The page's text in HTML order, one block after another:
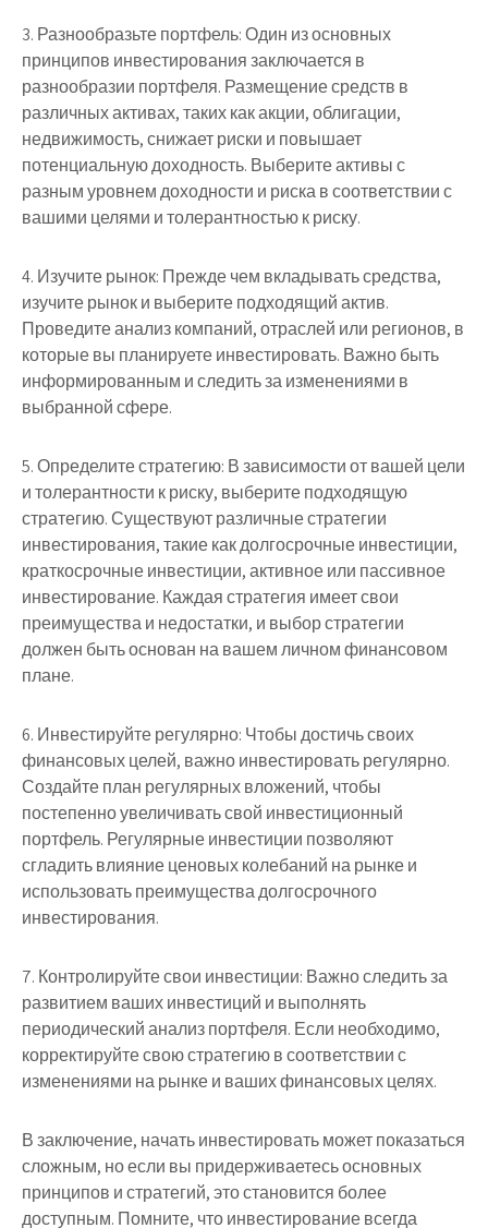
3. Разнообразьте портфель: Один из основных
принципов инвестирования заключается в
разнообразии портфеля. Размещение средств в
различных активах, таких как акции, облигации,
недвижимость, снижает риски и повышает
потенциальную доходность. Выберите активы с
разным уровнем доходности и риска в соответствии с
вашими целями и толерантностью к риску.
4. Изучите рынок: Прежде чем вкладывать средства,
изучите рынок и выберите подходящий актив.
Проведите анализ компаний, отраслей или регионов, в
которые вы планируете инвестировать. Важно быть
информированным и следить за изменениями в
выбранной сфере.
5. Определите стратегию: В зависимости от вашей цели
и толерантности к риску, выберите подходящую
стратегию. Существуют различные стратегии
инвестирования, такие как долгосрочные инвестиции,
краткосрочные инвестиции, активное или пассивное
инвестирование. Каждая стратегия имеет свои
преимущества и недостатки, и выбор стратегии
должен быть основан на вашем личном финансовом
плане.
6. Инвестируйте регулярно: Чтобы достичь своих
финансовых целей, важно инвестировать регулярно.
Создайте план регулярных вложений, чтобы
постепенно увеличивать свой инвестиционный
портфель. Регулярные инвестиции позволяют
сгладить влияние ценовых колебаний на рынке и
использовать преимущества долгосрочного
инвестирования.
7. Контролируйте свои инвестиции: Важно следить за
развитием ваших инвестиций и выполнять
периодический анализ портфеля. Если необходимо,
корректируйте свою стратегию в соответствии с
изменениями на рынке и ваших финансовых целях.
В заключение, начать инвестировать может показаться
сложным, но если вы придерживаетесь основных
принципов и стратегий, это становится более
доступным. Помните, что инвестирование всегда